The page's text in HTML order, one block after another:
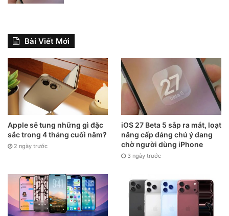
Bài Viết Mới
Apple sẽ tung những gì đặc
sắc trong 4 tháng cuối năm?
2 ngày trước
iOS 27 Beta 5 sắp ra mắt, loạt
nâng cấp đáng chú ý đang
chờ người dùng iPhone
3 ngày trước